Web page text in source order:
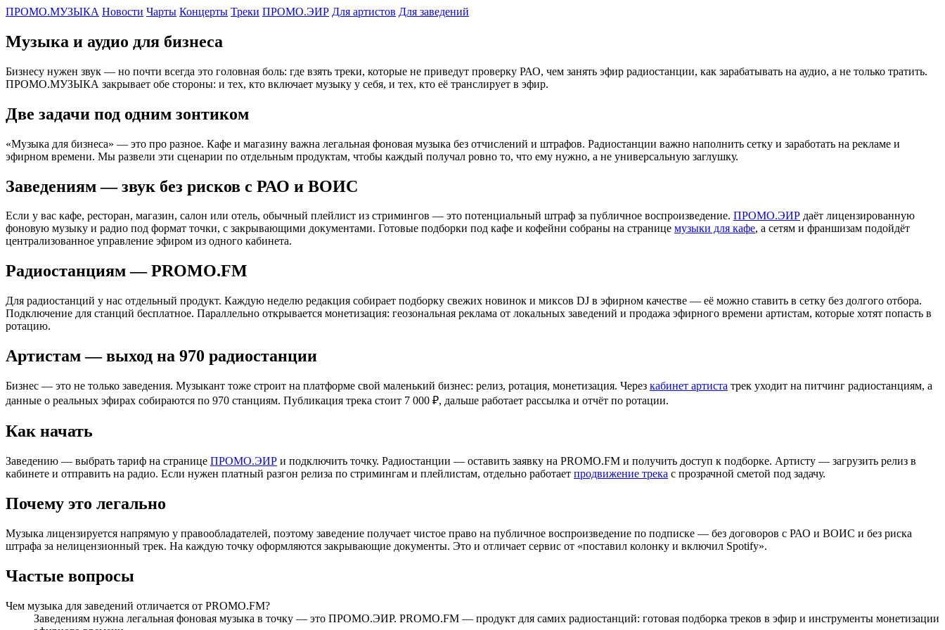
ПРОМО.МУЗЫКА Новости Чарты Концерты Треки ПРОМО.ЭИР Для артистов Для заведений
Музыка и аудио для бизнеса
Бизнесу нужен звук — но почти всегда это головная боль: где взять треки, которые не приведут проверку РАО, чем занять эфир радиостанции, как зарабатывать на аудио, а не только тратить.
ПРОМО.МУЗЫКА закрывает обе стороны: и тех, кто включает музыку у себя, и тех, кто её транслирует в эфир.
Две задачи под одним зонтиком
«Музыка для бизнеса» — это про разное. Кафе и магазину важна легальная фоновая музыка без отчислений и штрафов. Радиостанции важно наполнить сетку и заработать на рекламе и
эфирном времени. Мы развели эти сценарии по отдельным продуктам, чтобы каждый получал ровно то, что ему нужно, а не универсальную заглушку.
Заведениям — звук без рисков с РАО и ВОИС
Если у вас кафе, ресторан, магазин, салон или отель, обычный плейлист из стримингов — это потенциальный штраф за публичное воспроизведение. ПРОМО.ЭИР даёт лицензированную
фоновую музыку и радио под формат точки, с закрывающими документами. Готовые подборки под кафе и кофейни собраны на странице музыки для кафе, а сетям и франшизам подойдёт
централизованное управление эфиром из одного кабинета.
Радиостанциям — PROMO.FM
Для радиостанций у нас отдельный продукт. Каждую неделю редакция собирает подборку свежих новинок и миксов DJ в эфирном качестве — её можно ставить в сетку без долгого отбора.
Подключение для станций бесплатное. Параллельно открывается монетизация: геозональная реклама от локальных заведений и продажа эфирного времени артистам, которые хотят попасть в
ротацию.
Артистам — выход на 970 радиостанции
Бизнес — это не только заведения. Музыкант тоже строит на платформе свой маленький бизнес: релиз, ротация, монетизация. Через кабинет артиста трек уходит на питчинг радиостанциям, а
данные о реальных эфирах собираются по 970 станциям. Публикация трека стоит 7 000 ₽, дальше работает рассылка и отчёт по ротации.
Как начать
Заведению — выбрать тариф на странице ПРОМО.ЭИР и подключить точку. Радиостанции — оставить заявку на PROMO.FM и получить доступ к подборке. Артисту — загрузить релиз в
кабинете и отправить на радио. Если нужен платный разгон релиза по стримингам и плейлистам, отдельно работает продвижение трека с прозрачной сметой под задачу.
Почему это легально
Музыка лицензируется напрямую у правообладателей, поэтому заведение получает чистое право на публичное воспроизведение по подписке — без договоров с РАО и ВОИС и без риска
штрафа за нелицензионный трек. На каждую точку оформляются закрывающие документы. Это и отличает сервис от «поставил колонку и включил Spotify».
Частые вопросы
Чем музыка для заведений отличается от PROMO.FM?
Заведениям нужна легальная фоновая музыка в точку — это ПРОМО.ЭИР. PROMO.FM — продукт для самих радиостанций: готовая подборка треков в эфир и инструменты монетизации